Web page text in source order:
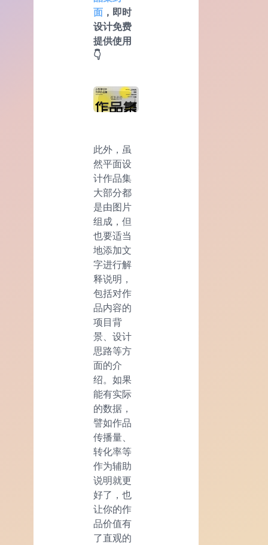
面 ，即时
设计免费
提供使用
👇
此外，虽
然平面设
计作品集
大部分都
是由图片
组成，但
也要适当
地添加文
字进行解
释说明，
包括对作
品内容的
项目背
景、设计
思路等方
面的介
绍。如果
能有实际
的数据，
譬如作品
传播量、
转化率等
作为辅助
说明就更
好了，也
让你的作
品价值有
了直观的